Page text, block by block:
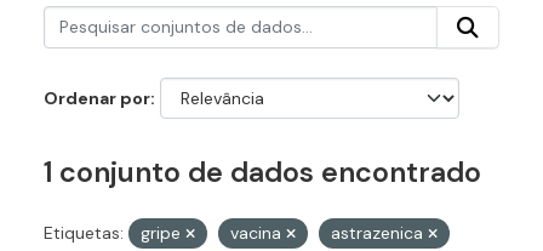
Ordenar por
1 conjunto de dados encontrado
Etiquetas: gripe vacina
astrazenica